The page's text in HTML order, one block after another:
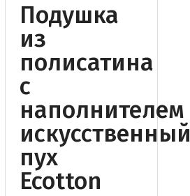
Подушка
из
полисатина
c
наполнителем
искусственный
пух
Ecotton